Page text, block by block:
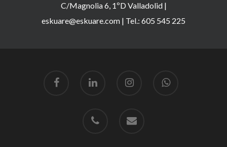
C/Magnolia 6, 1ºD Valladolid |
eskuare@eskuare.com | Tel.: 605 545 225